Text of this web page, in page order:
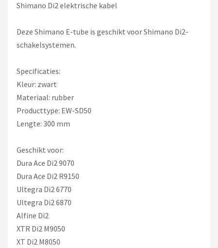
Alle merken →
Shimano Di2 elektrische kabel
Deze Shimano E-tube is geschikt voor Shimano Di2-
schakelsystemen.
Specificaties:
Kleur: zwart
Materiaal: rubber
Producttype: EW-SD50
Lengte: 300 mm
Geschikt voor:
Dura Ace Di2 9070
Dura Ace Di2 R9150
Ultegra Di2 6770
Ultegra Di2 6870
Alfine Di2
XTR Di2 M9050
XT Di2 M8050